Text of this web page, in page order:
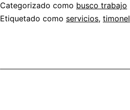
Categorizado como busco trabajo
Etiquetado como servicios, timonel